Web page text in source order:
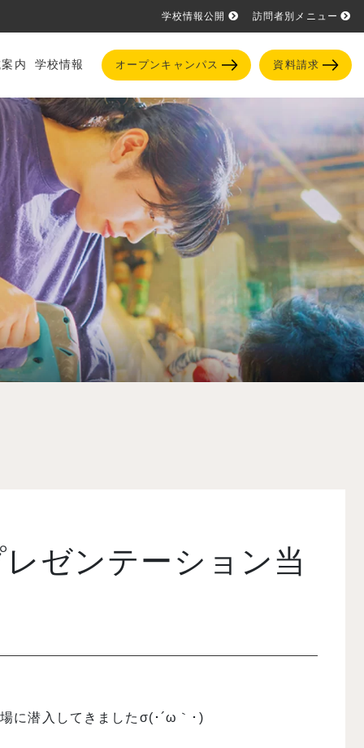
学校情報公開 訪問者別メニュー
内 学校情報 オープンキャンパス 資料請求
ゼンテーション当
に潜入してきましたσ(･´ω｀･)